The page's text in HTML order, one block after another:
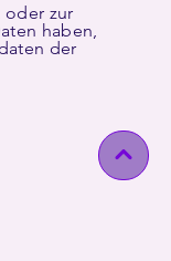
oder zur
haben,
der